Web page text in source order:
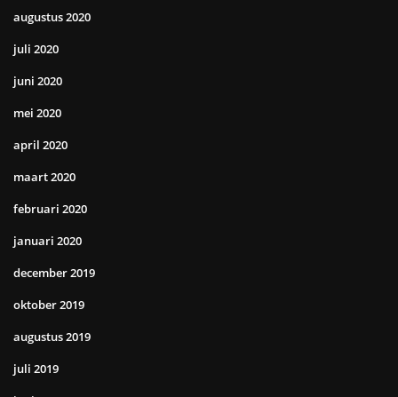
augustus 2020
juli 2020
juni 2020
mei 2020
april 2020
maart 2020
februari 2020
januari 2020
december 2019
oktober 2019
augustus 2019
juli 2019